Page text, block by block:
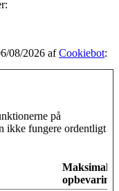
08/2026 afCookiebot:
på
ikke fungere ordentligt
Maksimal